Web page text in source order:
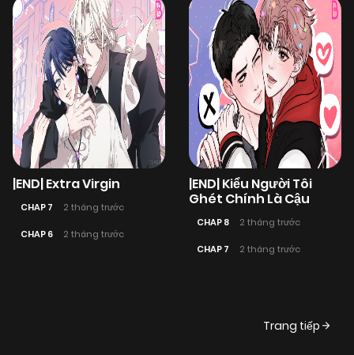
|END| Extra Virgin
CHAP 7 2 tháng trước
CHAP 6 2 tháng trước
|END| Kiểu Người Tôi
Ghét Chính Là Cậu
CHAP 8 2 tháng trước
CHAP 7 2 tháng trước
Trang tiếp